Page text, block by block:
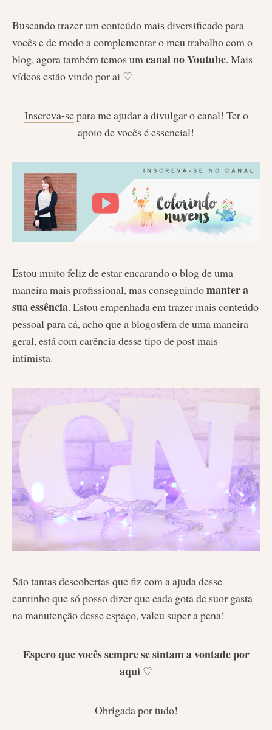
Buscando trazer um conteúdo mais diversificado para
vocês e de modo a complementar o meu trabalho com o
blog, agora também temos um canal no Youtube. Mais
vídeos estão vindo por ai ♡
Inscreva-separa me ajudar a divulgar o canal! Ter o
apoio de vocês é essencial!
Estou muito feliz de estar encarando o blog de uma
maneira mais profissional, mas conseguindomanter a
sua essência. Estou empenhada em trazer mais conteúdo
pessoal para cá, acho que a blogosfera de uma maneira
geral, está com carência desse tipo de post mais
intimista.
São tantas descobertas que fiz com a ajuda desse
cantinho que só posso dizer que cada gota de suor gasta
na manutenção desse espaço, valeu super a pena!
Espero que vocês sempre se sintam a vontade por
aqui ♡
Obrigada por tudo!